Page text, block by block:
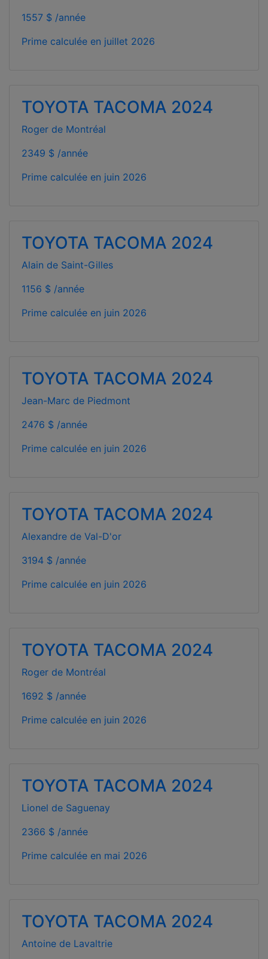
1557 $ /année
Prime calculée en juillet 2026
TOYOTA TACOMA 2024
Roger de Montréal
2349 $ /année
Prime calculée en juin 2026
TOYOTA TACOMA 2024
Alain de Saint-Gilles
1156 $ /année
Prime calculée en juin 2026
TOYOTA TACOMA 2024
Jean-Marc de Piedmont
2476 $ /année
Prime calculée en juin 2026
TOYOTA TACOMA 2024
Alexandre de Val-D'or
3194 $ /année
Prime calculée en juin 2026
TOYOTA TACOMA 2024
Roger de Montréal
1692 $ /année
Prime calculée en juin 2026
TOYOTA TACOMA 2024
Lionel de Saguenay
2366 $ /année
Prime calculée en mai 2026
TOYOTA TACOMA 2024
Antoine de Lavaltrie